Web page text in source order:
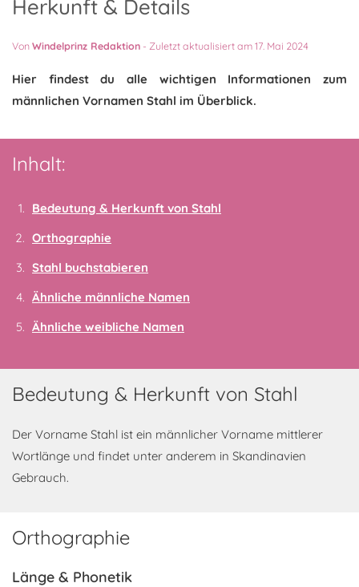
Herkunft & Details
VonWindelprinz Redaktion - Zuletzt aktualisiert am 17. Mai 2024
Hier findest du alle wichtigen Informationen zum
männlichen Vornamen Stahl im Überblick.
Inhalt:
Bedeutung & Herkunft von Stahl
Orthographie
Stahl buchstabieren
Ähnliche männliche Namen
Ähnliche weibliche Namen
Bedeutung & Herkunft von Stahl
Der Vorname Stahl ist ein männlicher Vorname mittlerer
Wortlänge und findet unter anderem in Skandinavien
Gebrauch.
Orthographie
Länge & Phonetik